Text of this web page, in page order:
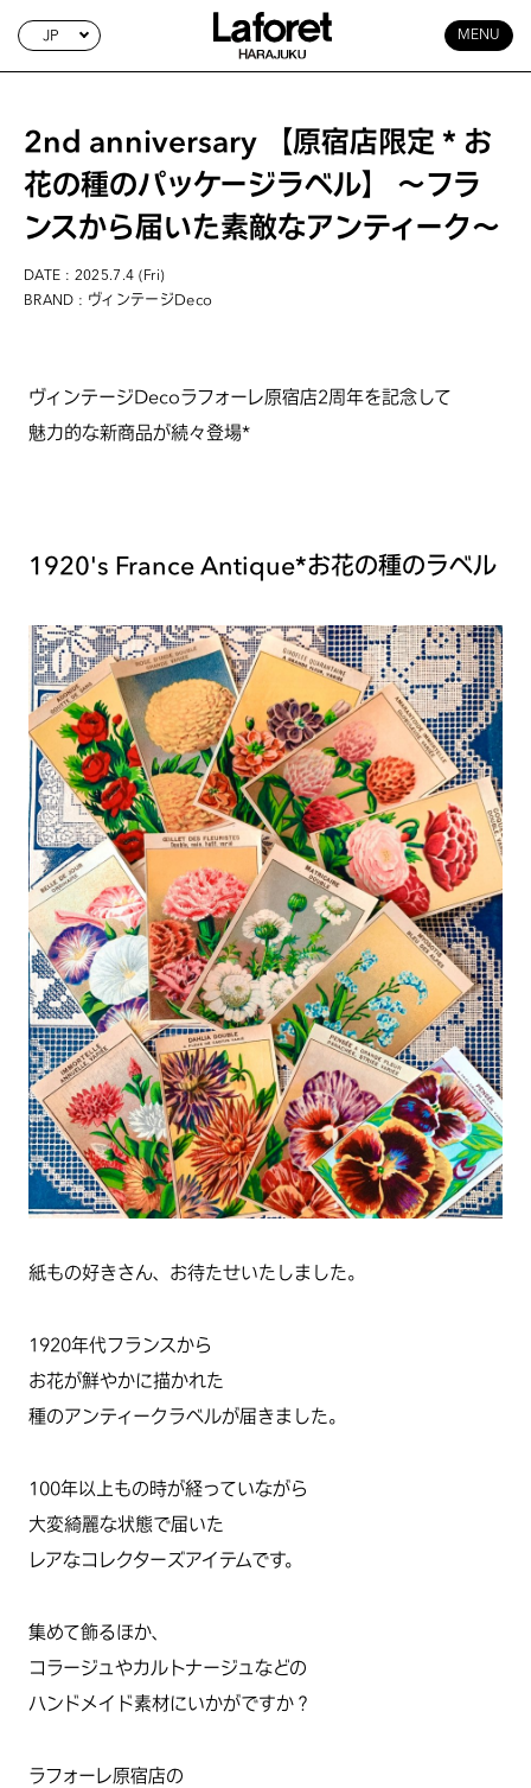
JP MENU
2nd anniversary 【原宿店限定＊お
花の種のパッケージラベル】 〜フラ
ンスから届いた素敵なアンティーク〜
DATE : 2025.7.4 (Fri)
BRAND : ヴィンテージDeco
ヴィンテージDecoラフォーレ原宿店2周年を記念して
魅力的な新商品が続々登場*
1920's France Antique*お花の種のラベル
紙もの好きさん、お待たせいたしました。
1920年代フランスから
お花が鮮やかに描かれた
種のアンティークラベルが届きました。
100年以上もの時が経っていながら
大変綺麗な状態で届いた
レアなコレクターズアイテムです。
集めて飾るほか、
コラージュやカルトナージュなどの
ハンドメイド素材にいかがですか？
ラフォーレ原宿店の